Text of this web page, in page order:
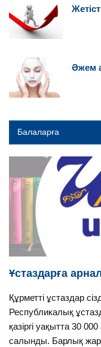
Әжем
Балаларға
Ұстаздарға
Құрметті ұстаздар
Республикалық
қазіргі уақытта 30
салынды. Барлық